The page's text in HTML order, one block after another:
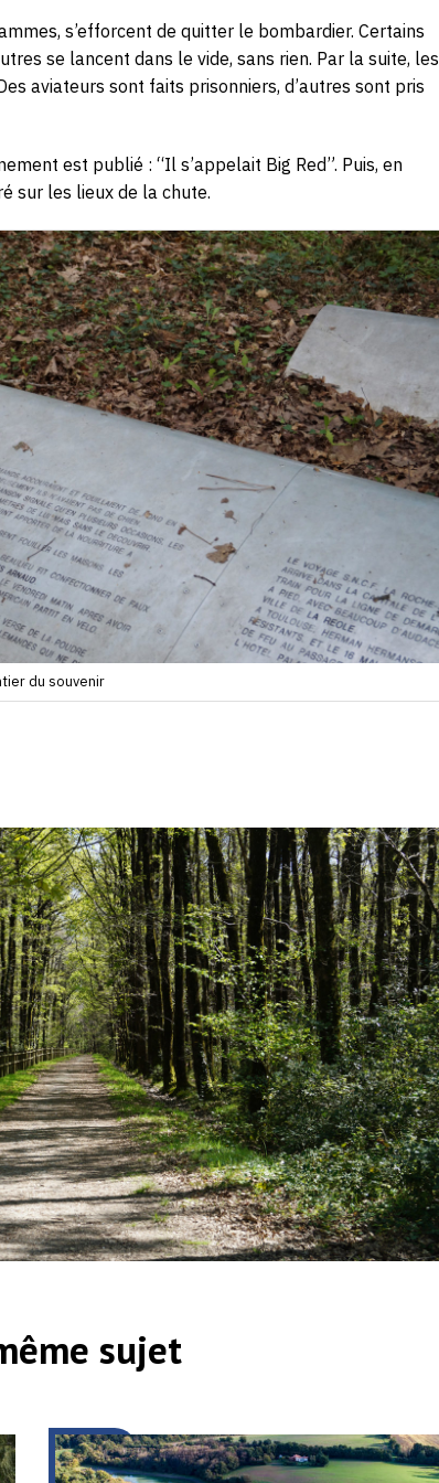
s’efforcent de quitter le bombardier. Certains
se lancent dans le vide, sans rien. Par la suite, les
aviateurs sont faits prisonniers, d’autres sont pris
est publié : “Il s’appelait Big Red”. Puis, en
sur les lieux de la chute.
du souvenir
sujet